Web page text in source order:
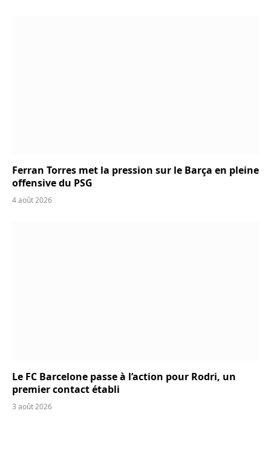
Ferran Torres met la pression sur le Barça en pleine
offensive du PSG
4 août 2026
Le FC Barcelone passe à l’action pour Rodri, un
premier contact établi
3 août 2026